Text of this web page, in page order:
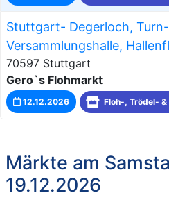
Stuttgart- Degerloch,
Versammlungshalle,
70597 Stuttgart
Gero`s Flohmarkt
12.12.2026 Floh-, Trödel-
Märkte am
19.12.2026